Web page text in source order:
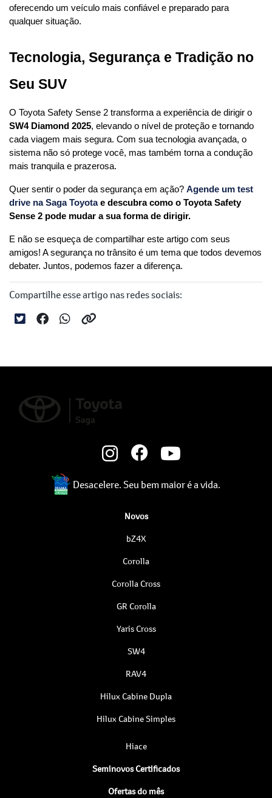
oferecendo um veículo mais confiável e preparado para
qualquer situação.
Tecnologia, Segurança e Tradição no
Seu SUV
SW4 Diamond 2025, elevando o nível de proteção e tornando
cada viagem mais segura. Com sua tecnologia avançada, o
sistema não só protege você, mas também torna a condução
mais tranquila e prazerosa.
Quer sentir o poder da segurança em ação? Agende um test
drive na Saga Toyota e descubra como o Toyota Safety
Sense 2 pode mudar a sua forma de dirigir.
E não se esqueça de compartilhar este artigo com seus
amigos! A segurança no trânsito é um tema que todos devemos
debater. Juntos, podemos fazer a diferença.
Compartilhe esse artigo nas redes sociais:
Desacelere. Seu bem maior é a vida.
Novos
bZ4X
Corolla
Corolla Cross
GR Corolla
Yaris Cross
SW4
RAV4
Hilux Cabine Dupla
Hilux Cabine Simples
Hiace
Seminovos Certificados
Ofertas do mês